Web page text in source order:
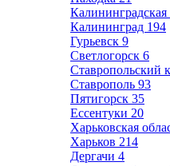
Калининградская
Калининград 194
Гурьевск 9
Светлогорск 6
Ставропольский
Ставрополь 93
Пятигорск 35
Ессентуки 20
Харьковская
Харьков 214
Дергачи 4